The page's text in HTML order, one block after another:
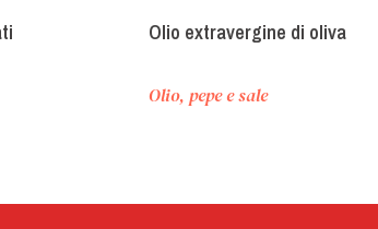
Olio extravergine di oliva
Olio, pepe e sale